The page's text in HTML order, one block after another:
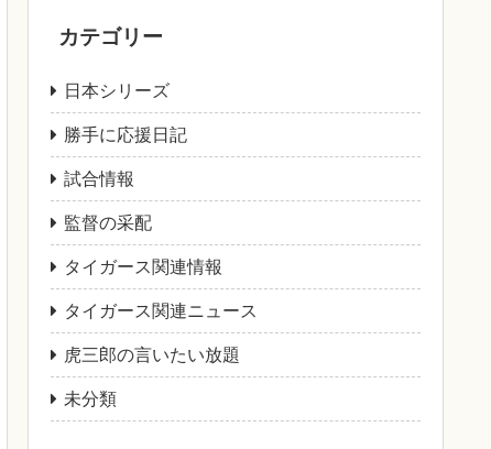
カテゴリー
日本シリーズ
勝手に応援日記
試合情報
監督の采配
タイガース関連情報
タイガース関連ニュース
虎三郎の言いたい放題
未分類